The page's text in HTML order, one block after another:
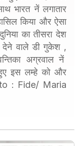
भारत नें लगातार
किया और ऐसा
का तीसरा देश
देने वाले डी गुकेश ,
अग्रवाल नें
इस लम्हे को और
: Fide/ Maria